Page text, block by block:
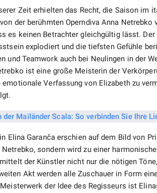
Zeit erhielten das Recht, die Saison im
der berühmten Operndiva Anna
es keinen Betrachter gleichgültig lässt.
explodiert und die tiefsten Gefühle
und Teamwork auch bei Neulingen in der
ist eine große Meisterin der
Verfassung von Elizabeth zu
Elina Garanča erschien auf dem Bild von
sondern wird zu einer
der Künstler nicht nur die nötigen
Akt werden alle Zuschauer in Form
der Idee des Regisseurs ist